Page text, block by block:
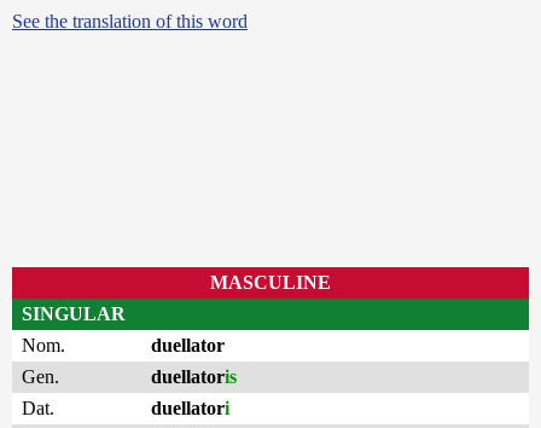
See the translation of this word
MASCULINE
SINGULAR
Nom.
duellator
Gen.
duellatoris
Dat.
duellatori